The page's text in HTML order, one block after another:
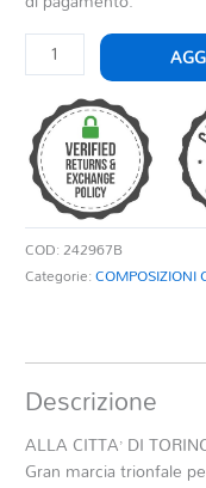
ALLA
CITTA'
TORINO
quantità
COD:242967B
Categorie:COMPOSIZIONI
Descrizione
ALLA CITTA’ DI
Gran marcia trionfale